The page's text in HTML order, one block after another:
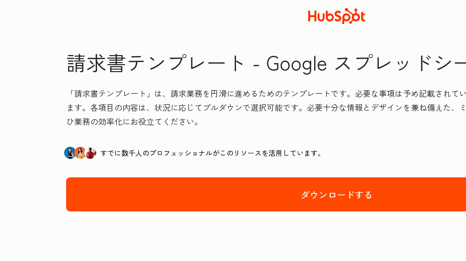
請求書テンプレート - Google スプレッドシ
「請求書テンプレート」は、請求業務を円滑に進めるためのテンプレートです。必要な事項は予め記載されて
ます。各項目の内容は、状況に応じてプルダウンで選択可能です。必要十分な情報とデザインを兼ね備えた、
ひ業務の効率化にお役立てください。
すでに数千人のプロフェッショナルがこのリソースを活用しています。
ダウンロードする